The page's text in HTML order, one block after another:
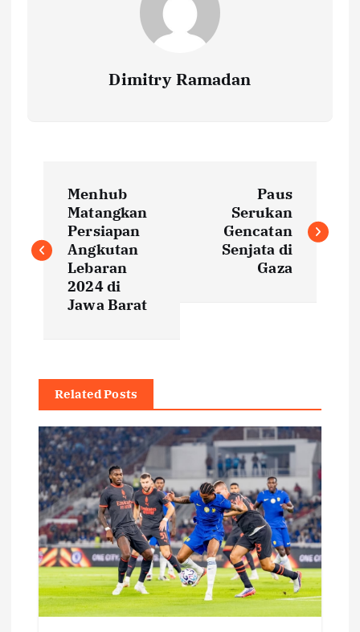
Dimitry Ramadan
s
a
v
g
a
t
Menhub
Matangkan
Persiapan
Angkutan
Lebaran
2024 di
Jawa Barat
Paus
Serukan
Gencatan
Senjata di
Gaza
Related Posts